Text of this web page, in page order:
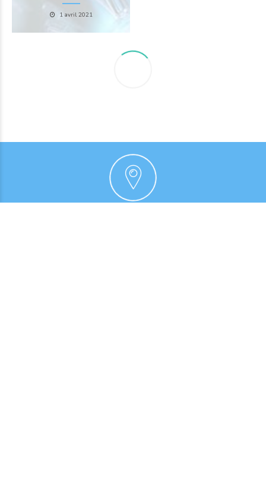
1 avril 2021
ADRESSE
Centre Médical Hannibal -1er étage-Cabinet N°1.06-Les Berges du